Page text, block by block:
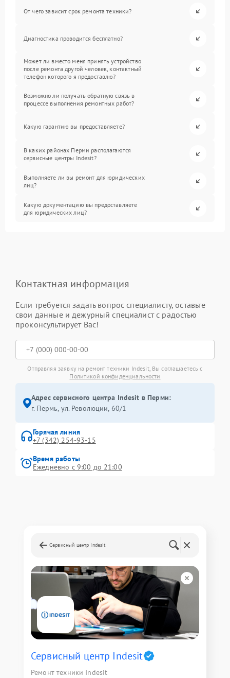
От чего зависит срок ремонта техники?
Диагностика проводится бесплатно?
Может ли вместо меня принять устройство
после ремонта другой человек, контактный
телефон которого я предоставлю?
Возможно ли получать обратную связь в
процессе выполнения ремонтных работ?
Какую гарантию вы предоставляете?
В каких районах Перми располагаются
сервисные центры Indesit?
Выполняете ли вы ремонт для юридических
лиц?
Какую документацию вы предоставляете
для юридических лиц?
Контактная информация
Если требуется задать вопрос специалисту, оставьте
свои данные и дежурный специалист с радостью
проконсультирует Вас!
Отправляя заявку на ремонт техники Indesit, Вы соглашаетесь с
Политикой конфиденциальности
Адрес сервисного центра Indesit в Перми:
г. Пермь, ул. ​Революции, 60/1
Горячая линия
+7 (342) 254-93-15
Время работы
Ежедневно с 9:00 до 21:00
Сервисный центр Indesit
Сервисный центр Indesit
Ремонт техники Indesit